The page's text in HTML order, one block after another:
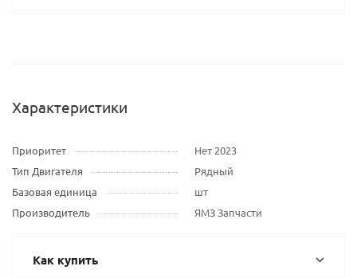
Характеристики
Приоритет
Нет 2023
Тип Двигателя
Рядный
Базовая единица
шт
Производитель
ЯМЗ Запчасти
Как купить